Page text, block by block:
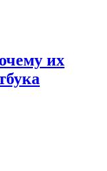
их